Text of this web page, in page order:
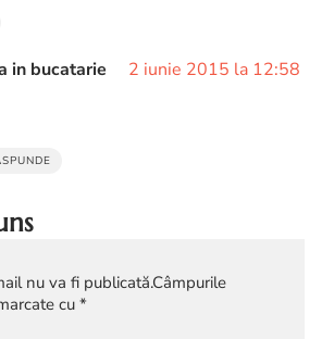
in bucatarie 2 iunie 2015 la 12:58
nu va fi publicată.Câmpurile
cu *